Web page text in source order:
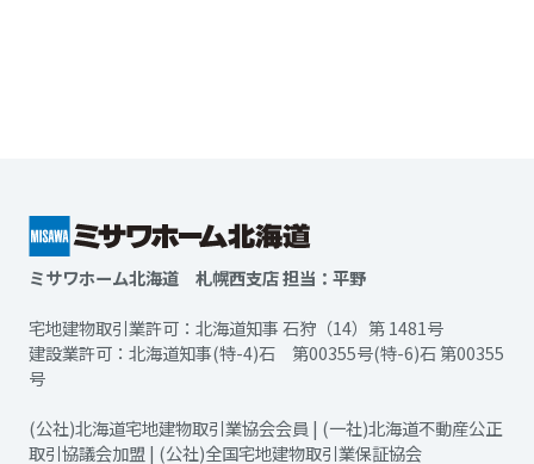
ミサワホーム北海道 札幌西支店 担当：平野
宅地建物取引業許可：北海道知事 石狩（14）第 1481号
建設業許可：北海道知事(特-4)石 第00355号(特-6)石 第00355
号
(公社)北海道宅地建物取引業協会会員 | (一社)北海道不動産公正
取引協議会加盟 | (公社)全国宅地建物取引業保証協会